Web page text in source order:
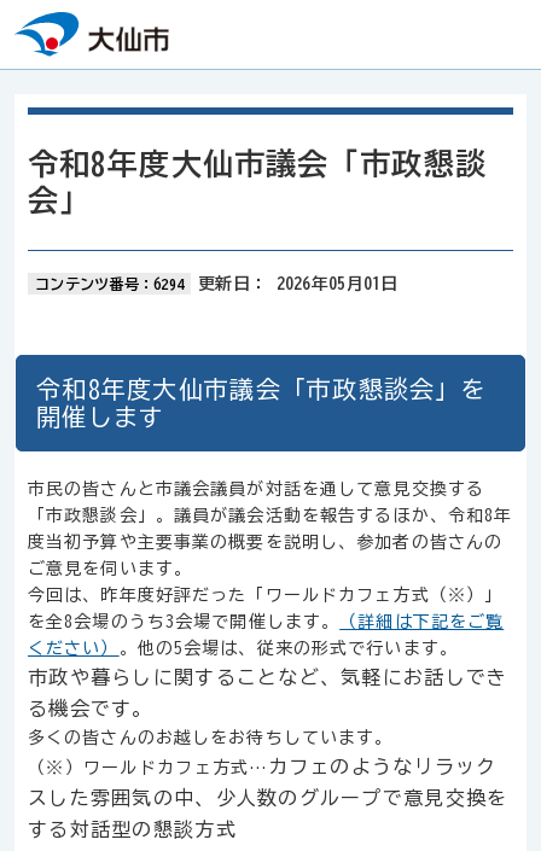
本文へスキップ
令和8年度大仙市議会「市政懇談
会」
コンテンツ番号：6294 更新日： 2026年05月01日
令和8年度大仙市議会「市政懇談会」を
開催します
市民の皆さんと市議会議員が対話を通して意見交換する
「市政懇談会」。議員が議会活動を報告するほか、令和8年
度当初予算や主要事業の概要を説明し、参加者の皆さんの
ご意見を伺います。
今回は、昨年度好評だった「ワールドカフェ方式（※）」
を全8会場のうち3会場で開催します。
（詳細は下記をご覧
ください） 。他の5会場は、従来の形式で行います。
市政や暮らしに関することなど、気軽にお話しでき
る機会です。
多くの皆さんのお越しをお待ちしています。
（※）ワールドカフェ方式… カフェのようなリラック
スした雰囲気の中、少人数のグループで意見交換を
する対話型の懇談方式